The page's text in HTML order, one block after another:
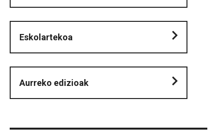
Eskolartekoa
Aurreko edizioak